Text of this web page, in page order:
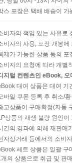
스 포장은 택배 배송이
비자의 책임 있는 사유로
비자의 사용, 포장 개봉
제가 가능한 상품 등의
비자의 요청에 따라 개별
지털 컨텐츠인 eBook,
대여 상품은 대여 기
바일 쿠폰 등록 후 취소/
고상품이 구매확정(자동
상품의 재생 불량 원인
간의 경과에 의해 재판매
자상거래 등에서의 소비
세트 상품은 일괄 구
개의 상품으로 취급 및 판